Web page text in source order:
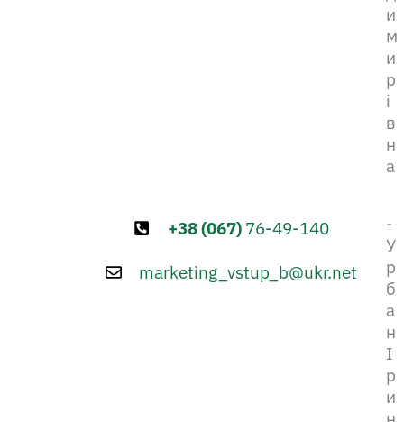
и
м
и
р
і
в
н
а
+38 (067)76-49-140
marketing_vstup_b@ukr.net
-
У
р
б
а
н
І
р
и